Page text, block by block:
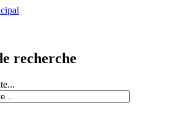
recherche